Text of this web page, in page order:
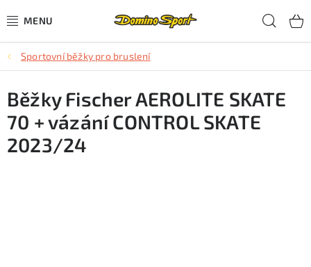
na
CYKLISTIKA
SJEZDOVÉ LYŽOVÁNÍ
SKIALPOVÉ LYŽOVÁNÍ
Sportovní běžky pro bruslení
Běžky Fischer AEROLITE SKATE
70 + vázání CONTROL SKATE
2023/24